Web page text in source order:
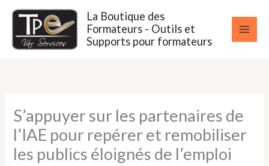
contenu
La Boutique des
Formateurs - Outils et
Supports pour formateurs
S’appuyer sur les partenaires de
l’IAE pour repérer et remobiliser
les publics éloignés de l’emploi